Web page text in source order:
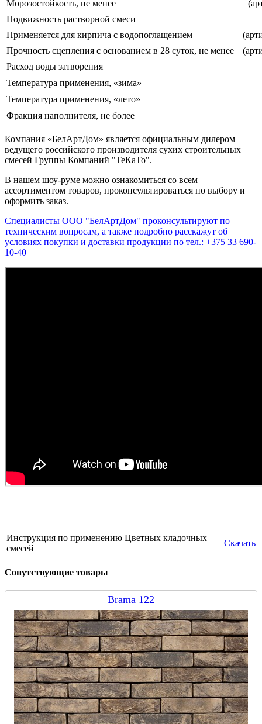
Морозостойкость, не менее
Подвижность растворной смеси
Применяется для кирпича с водопоглащением
Прочность сцепления с основанием в 28 суток, не менее
Расход воды затворения
Температура применения, «зима»
Температура применения, «лето»
Фракция наполнителя, не более
Компания «БелАртДом» является официальным дилером
ведущего российского производителя сухих строительных
смесей Группы Компаний "ТеКаТо".
В нашем шоу-руме можно ознакомиться со всем
ассортиментом товаров, проконсультироваться по выбору и
оформить заказ.
Специалисты ООО "БелАртДом" проконсультируют по
техническим вопросам, а также подробно расскажут об
условиях покупки и доставки продукции по тел.: +375 33 690-
10-40
Инструкция по применению Цветных кладочных
смесей
Скачать
Сопутствующие товары
Brama 122